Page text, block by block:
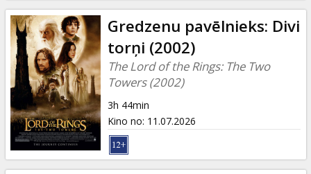
B2B
Kino
Klubs
Gredzenu pavēlnieks: Divi
torņi (2002)
The Lord of the Rings: The Two
Towers (2002)
3h 44min
Kino no: 11.07.2026